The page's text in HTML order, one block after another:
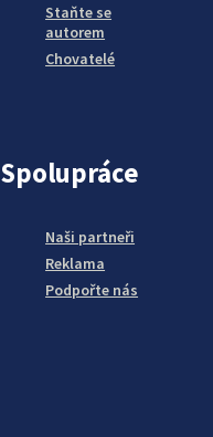
Staňte se
autorem
Chovatelé
Spolupráce
Naši partneři
Reklama
Podpořte nás